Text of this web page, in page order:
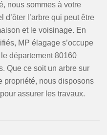
nous sommes à votre
l’arbre qui peut être
et le voisinage. En
MP élagage s’occupe
le département 80160
Que ce soit un arbre sur
propriété, nous disposons
assurer les travaux.